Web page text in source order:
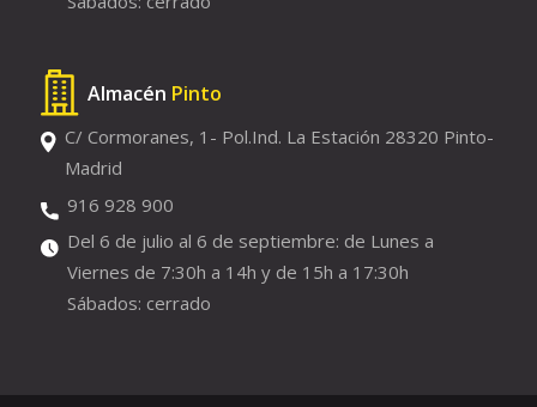
Almacén Pinto
C/ Cormoranes, 1- Pol.Ind. La Estación 28320 Pinto-
Madrid
916 928 900
Del 6 de julio al 6 de septiembre: de Lunes a
Viernes de 7:30h a 14h y de 15h a 17:30h
Sábados: cerrado